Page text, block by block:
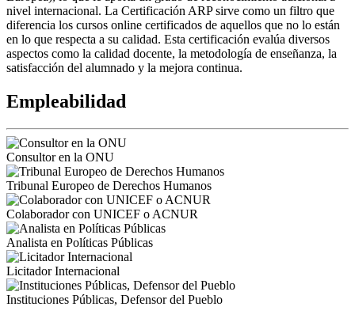
nivel internacional. La Certificación ARP sirve como un filtro que
diferencia los cursos online certificados de aquellos que no lo están
en lo que respecta a su calidad. Esta certificación evalúa diversos
aspectos como la calidad docente, la metodología de enseñanza, la
satisfacción del alumnado y la mejora continua.
Empleabilidad
Consultor en la ONU
Tribunal Europeo de Derechos Humanos
Colaborador con UNICEF o ACNUR
Analista en Políticas Públicas
Licitador Internacional
Instituciones Públicas, Defensor del Pueblo